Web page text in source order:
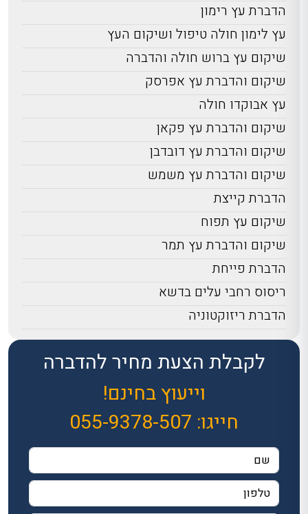
לקבלת הצעת מחיר להדברה
וייעוץ בחינם!
חייגו: 055-9378-507
הדברת עץ רימון
עץ לימון חולה טיפול ושיקום העץ
שיקום עץ ברוש חולה והדברה
שיקום והדברת עץ אפרסק
עץ אבוקדו חולה
שיקום והדברת עץ פקאן
שיקום והדברת עץ דובדבן
שיקום והדברת עץ משמש
הדברת קייצת
שיקום עץ תפוח
שיקום והדברת עץ תמר
הדברת פייחת
ריסוס רחבי עלים בדשא
הדברת ריזוקטוניה